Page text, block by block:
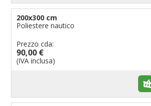
200x300 cm
Poliestere nautico
Prezzo cda:
90,00 €
(IVA inclusa)